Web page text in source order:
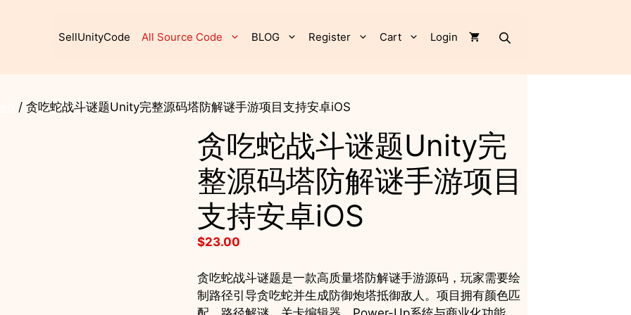
SellUnityCode All Source Code BLOG Register Cart Login
/ 贪吃蛇战斗谜题Unity完整源码塔防解谜手游项目支持安卓iOS
贪吃蛇战斗谜题Unity完
整源码塔防解谜手游项目
支持安卓iOS
$23.00
贪吃蛇战斗谜题是一款高质量塔防解谜手游源码，玩家需要绘
制路径引导贪吃蛇并生成防御炮塔抵御敌人。项目拥有颜色匹
谜
塔
防
解
谜
持
安